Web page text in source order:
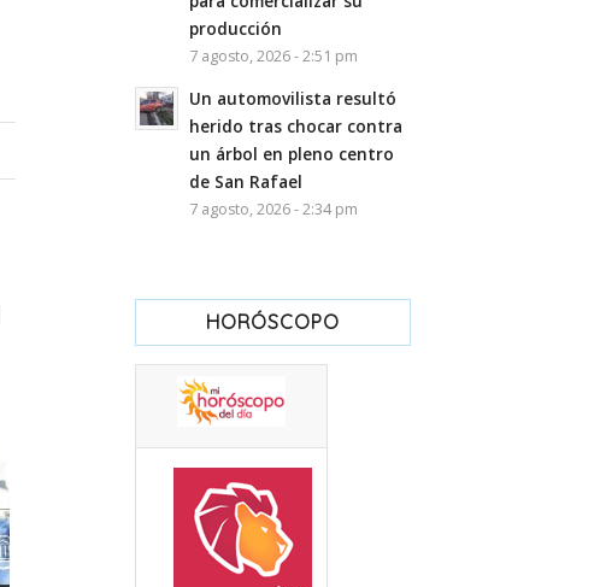
producción
7 agosto, 2026 - 2:51 pm
Un automovilista resultó
herido tras chocar contra
un árbol en pleno centro
de San Rafael
7 agosto, 2026 - 2:34 pm
HORÓSCOPO